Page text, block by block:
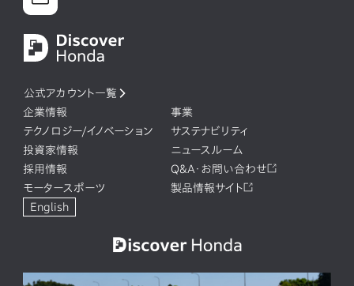
公式アカウント一覧
企業情報
事業
テクノロジー/イノベーション
サステナビリティ
投資家情報
ニュースルーム
採用情報
Q&A・お問い合わせ
モータースポーツ
製品情報サイト
English